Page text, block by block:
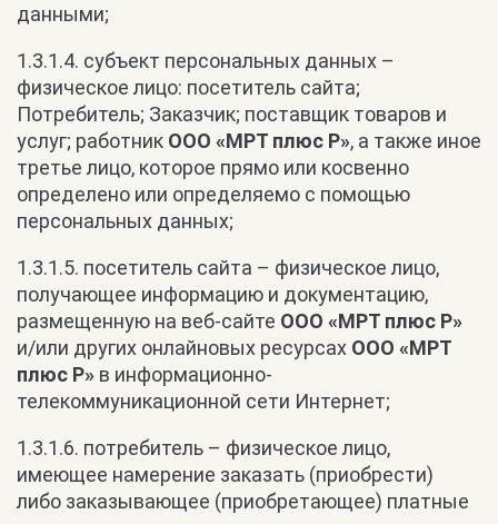
данными;
1.3.1.4. субъект персональных данных –
физическое лицо: посетитель сайта;
Потребитель; Заказчик; поставщик товаров и
услуг; работник ООО «МРТ плюс Р», а также иное
третье лицо, которое прямо или косвенно
определено или определяемо с помощью
персональных данных;
1.3.1.5. посетитель сайта – физическое лицо,
получающее информацию и документацию,
размещенную на веб-сайте ООО «МРТ плюс Р»
и/или других онлайновых ресурсах ООО «МРТ
плюс Р» в информационно-
телекоммуникационной сети Интернет;
1.3.1.6. потребитель – физическое лицо,
имеющее намерение заказать (приобрести)
либо заказывающее (приобретающее) платные